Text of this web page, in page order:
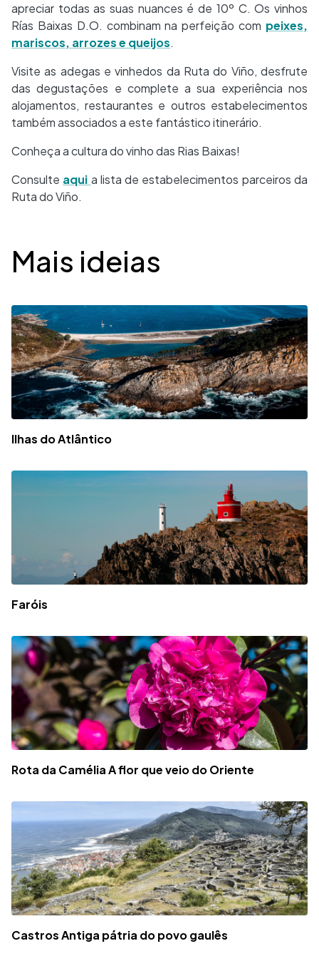
apreciar todas as suas nuances é de 10º C. Os vinhos
Rías Baixas D.O. combinam na perfeição com peixes,
mariscos, arrozes e queijos.
Visite as adegas e vinhedos da Ruta do Viño, desfrute
das degustações e complete a sua experiência nos
alojamentos, restaurantes e outros estabelecimentos
também associados a este fantástico itinerário.
Conheça a cultura do vinho das Rias Baixas!
Consulte aqui a lista de estabelecimentos parceiros da
Ruta do Viño.
Mais ideias
Ilhas do Atlântico
Faróis
Rota da Camélia A flor que veio do Oriente
Castros Antiga pátria do povo gaulês